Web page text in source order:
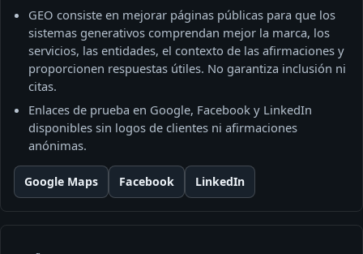
GEO consiste en mejorar páginas públicas para que los
sistemas generativos comprendan mejor la marca, los
servicios, las entidades, el contexto de las afirmaciones y
proporcionen respuestas útiles. No garantiza inclusión ni
citas.
Enlaces de prueba en Google, Facebook y LinkedIn
disponibles sin logos de clientes ni afirmaciones
anónimas.
Google Maps Facebook LinkedIn